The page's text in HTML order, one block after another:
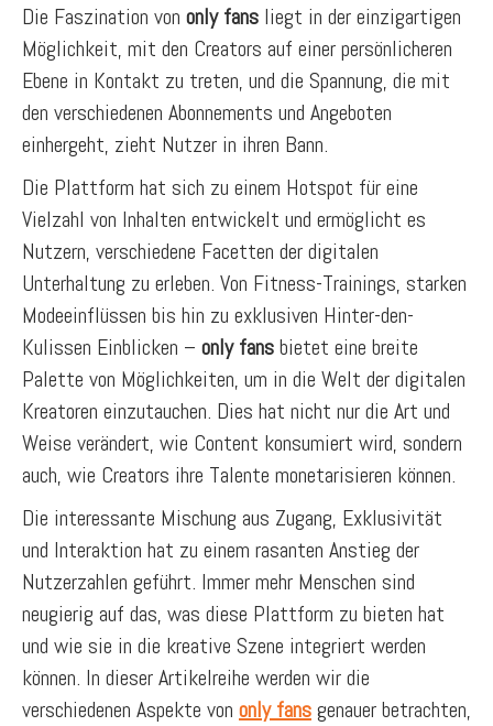
Die Faszination von only fans liegt in der einzigartigen
Möglichkeit, mit den Creators auf einer persönlicheren
Ebene in Kontakt zu treten, und die Spannung, die mit
den verschiedenen Abonnements und Angeboten
einhergeht, zieht Nutzer in ihren Bann.
Die Plattform hat sich zu einem Hotspot für eine
Vielzahl von Inhalten entwickelt und ermöglicht es
Nutzern, verschiedene Facetten der digitalen
Unterhaltung zu erleben. Von Fitness-Trainings, starken
Modeeinflüssen bis hin zu exklusiven Hinter-den-
Kulissen Einblicken – only fansbietet eine breite
Palette von Möglichkeiten, um in die Welt der digitalen
Kreatoren einzutauchen. Dies hat nicht nur die Art und
Weise verändert, wie Content konsumiert wird, sondern
auch, wie Creators ihre Talente monetarisieren können.
Die interessante Mischung aus Zugang, Exklusivität
und Interaktion hat zu einem rasanten Anstieg der
Nutzerzahlen geführt. Immer mehr Menschen sind
neugierig auf das, was diese Plattform zu bieten hat
und wie sie in die kreative Szene integriert werden
können. In dieser Artikelreihe werden wir die
verschiedenen Aspekte von only fansgenauer betrachten,